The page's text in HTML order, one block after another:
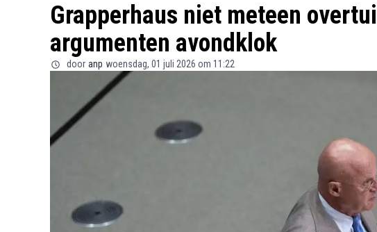
Grapperhaus niet meteen
argumenten avondklok
door anp woensdag, 01 juli 2026 om 11:22